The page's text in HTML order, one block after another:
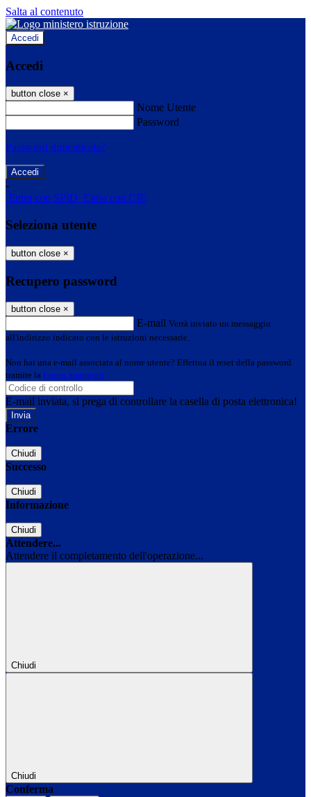
Salta al contenuto
Accedi
Accedi
button close ×
Nome Utente
Password
Password dimenticata?
-
Entra con SPID Entra con CIE
Seleziona utente
button close ×
Recupero password
button close ×
E-mail Verrà inviato un messaggio
all'indirizzo indicato con le istruzioni necessarie.
Non hai una e-mail associata al nome utente? Effettua il reset della password
tramite la Login Spaggiari
E-mail inviata, si prega di controllare la casella di posta elettronica!
Errore
Chiudi
Successo
Chiudi
Informazione
Chiudi
Attendere...
Attendere il completamento dell'operazione...
Chiudi
Chiudi
Conferma